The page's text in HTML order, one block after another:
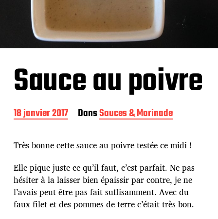
Sauce au poivre
D
a
e
d
e
p
u
b
l
i
18 janvier 2017 DansSauces & Marinade
Très bonne cette sauce au poivre testée ce midi !
Elle pique juste ce qu’il faut, c’est parfait. Ne pas
hésiter à la laisser bien épaissir par contre, je ne
l’avais peut être pas fait suffisamment. Avec du
faux filet et des pommes de terre c’était très bon.